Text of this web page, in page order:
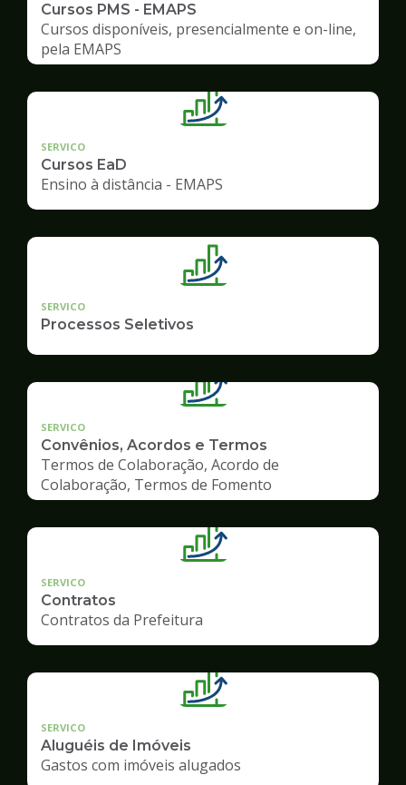
Cursos PMS - EMAPS
Cursos disponíveis, presencialmente e on-line,
pela EMAPS
SERVICO
Cursos EaD
Ensino à distância - EMAPS
SERVICO
Processos Seletivos
SERVICO
Convênios, Acordos e Termos
Termos de Colaboração, Acordo de
Colaboração, Termos de Fomento
SERVICO
Contratos
Contratos da Prefeitura
SERVICO
Aluguéis de Imóveis
Gastos com imóveis alugados